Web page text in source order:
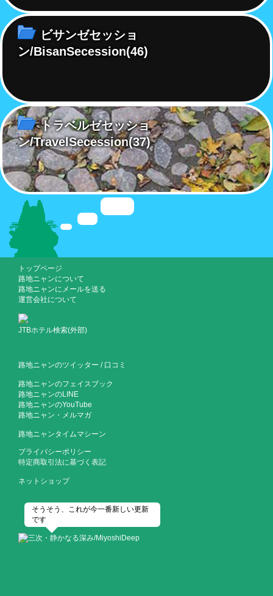
ビサンゼセッショ
ン/BisanSecession(46)
トラベルゼセッショ
ン/TravelSecession(37)
トップページ
路地ニャンについて
路地ニャンにメールを送る
運営会社について
JTBホテル検索(外部)
路地ニャンのツイッター / 口コミ
路地ニャンのフェイスブック
路地ニャンのLINE
路地ニャンのYouTube
路地ニャン・メルマガ
路地ニャンタイムマシーン
プライバシーポリシー
特定商取引法に基づく表記
ネットショップ
そうそう、これが今一番新しい更新
です